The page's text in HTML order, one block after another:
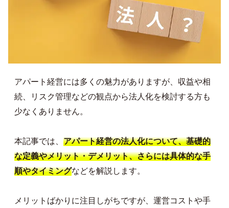
アパート経営には多くの魅力がありますが、収益や相
続、リスク管理などの観点から法人化を検討する方も
少なくありません。
本記事では、アパート経営の法人化について、基礎的
な定義やメリット・デメリット、さらには具体的な手
順やタイミングなどを解説します。
メリットばかりに注目しがちですが、運営コストや手